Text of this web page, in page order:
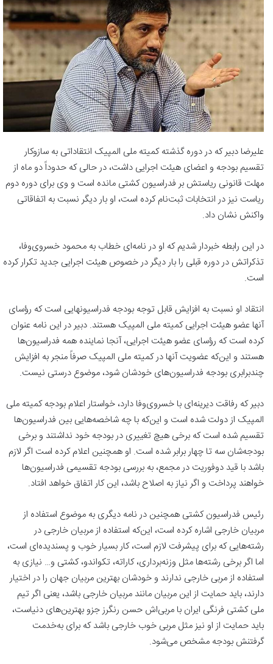
علیرضا دبیر که در دوره گذشته کمیته ملی المپیک انتقاداتی به سازوکار
تقسیم بودجه و اعضای هیئت اجرایی داشت، در حالی که حدوداً دو ماه از
مهلت قانونی ریاستش بر فدراسیون کشتی مانده است و وی برای دوره دوم
ریاست نیز در انتخابات ثبت‌نام کرده است، او بار دیگر نسبت به اتفاقاتی
واکنش نشان داد.
در این رابطه خبردار شدیم که او در نامه‌ای خطاب به محمود خسروی‌وفا،
تذکراتش در دوره قبلی را بار دیگر در خصوص هیئت اجرایی جدید تکرار کرده
است.
انتقاد او نسبت به افزایش قابل توجه بودجه فدراسیون‎هایی است که رؤسای
آنها عضو هیئت اجرایی کمیته ملی المپیک هستند. دبیر در این نامه عنوان
کرده است که رؤسای عضو هیئت اجرایی، آنجا نماینده همه فدراسیون‌ها
هستند و این‌که عضویت آنها در کمیته ملی المپیک صرفاً منجر به افزایش
چندبرابری بودجه فدراسیون‌های خودشان شود، موضوع درستی نیست.
دبیر که رفاقت دیرینه‌ای با خسروی‌وفا دارد، خواستار اعلام بودجه کمیته ملی
المپیک از دولت شده است و این‌که با چه شاخصه‌هایی بین فدراسیون‌ها
تقسیم شده است که برخی هیچ تغییری در بودجه خود نداشتند و برخی
بودجه‌شان سه تا چهار برابر شده است. او همچنین اعلام کرده است اگر لازم
باشد با قید دوفوریت در مجمع، به بررسی بودجه تقسیمی فدراسیون‌ها
خواهند پرداخت و اگر نیاز به اصلاح باشد، این کار اتفاق خواهد افتاد.
رئیس فدراسیون کشتی همچنین در نامه دیگری به موضوع استفاده از
مربیان خارجی اشاره کرده است، این‌که استفاده از مربیان خارجی در
رشته‌هایی که برای پیشرفت لازم است، کار بسیار خوب و پسندیده‌ای است،
اما اگر برخی رشته‌ها مثل وزنه‌برداری، کاراته، تکواندو، کشتی و… نیازی به
استفاده از مربی خارجی ندارند و خودشان بهترین مربیان جهان را در اختیار
دارند، باید حمایت از این مربیان مانند مربیان خارجی باشد، یعنی اگر تیم
ملی کشتی فرنگی ایران با مربی‌اش حسن رنگرز جزو بهترین‌های دنیاست،
باید حمایت از او نیز مثل مربی خوب خارجی باشد که برای به‌خدمت
گرفتنش بودجه مشخص می‌شود.